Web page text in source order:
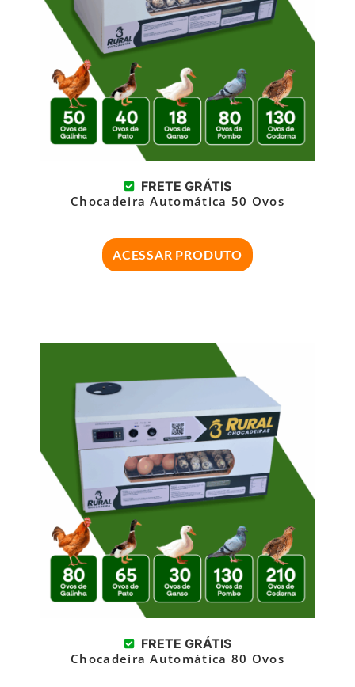
FRETE GRÁTIS
Chocadeira Automática 50 Ovos
ACESSAR PRODUTO
FRETE GRÁTIS
Chocadeira Automática 80 Ovos